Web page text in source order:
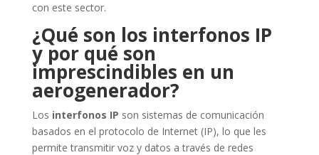
con este sector.
¿Qué son los interfonos IP
y por qué son
imprescindibles en un
aerogenerador?
Los interfonos IP son sistemas de comunicación
basados en el protocolo de Internet (IP), lo que les
permite transmitir voz y datos a través de redes